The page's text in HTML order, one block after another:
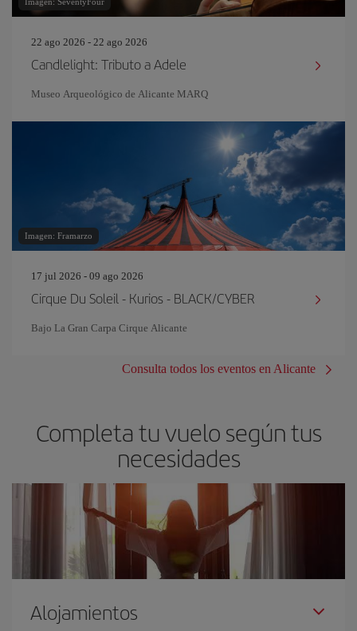
22 ago 2026 - 22 ago 2026
Candlelight: Tributo a Adele
Museo Arqueológico de Alicante MARQ
Imagen: Framarzo
17 jul 2026 - 09 ago 2026
Cirque Du Soleil - Kurios - BLACK/CYBER
Bajo La Gran Carpa Cirque Alicante
Consulta todos los eventos en Alicante
Completa tu vuelo según tus
necesidades
Alojamientos